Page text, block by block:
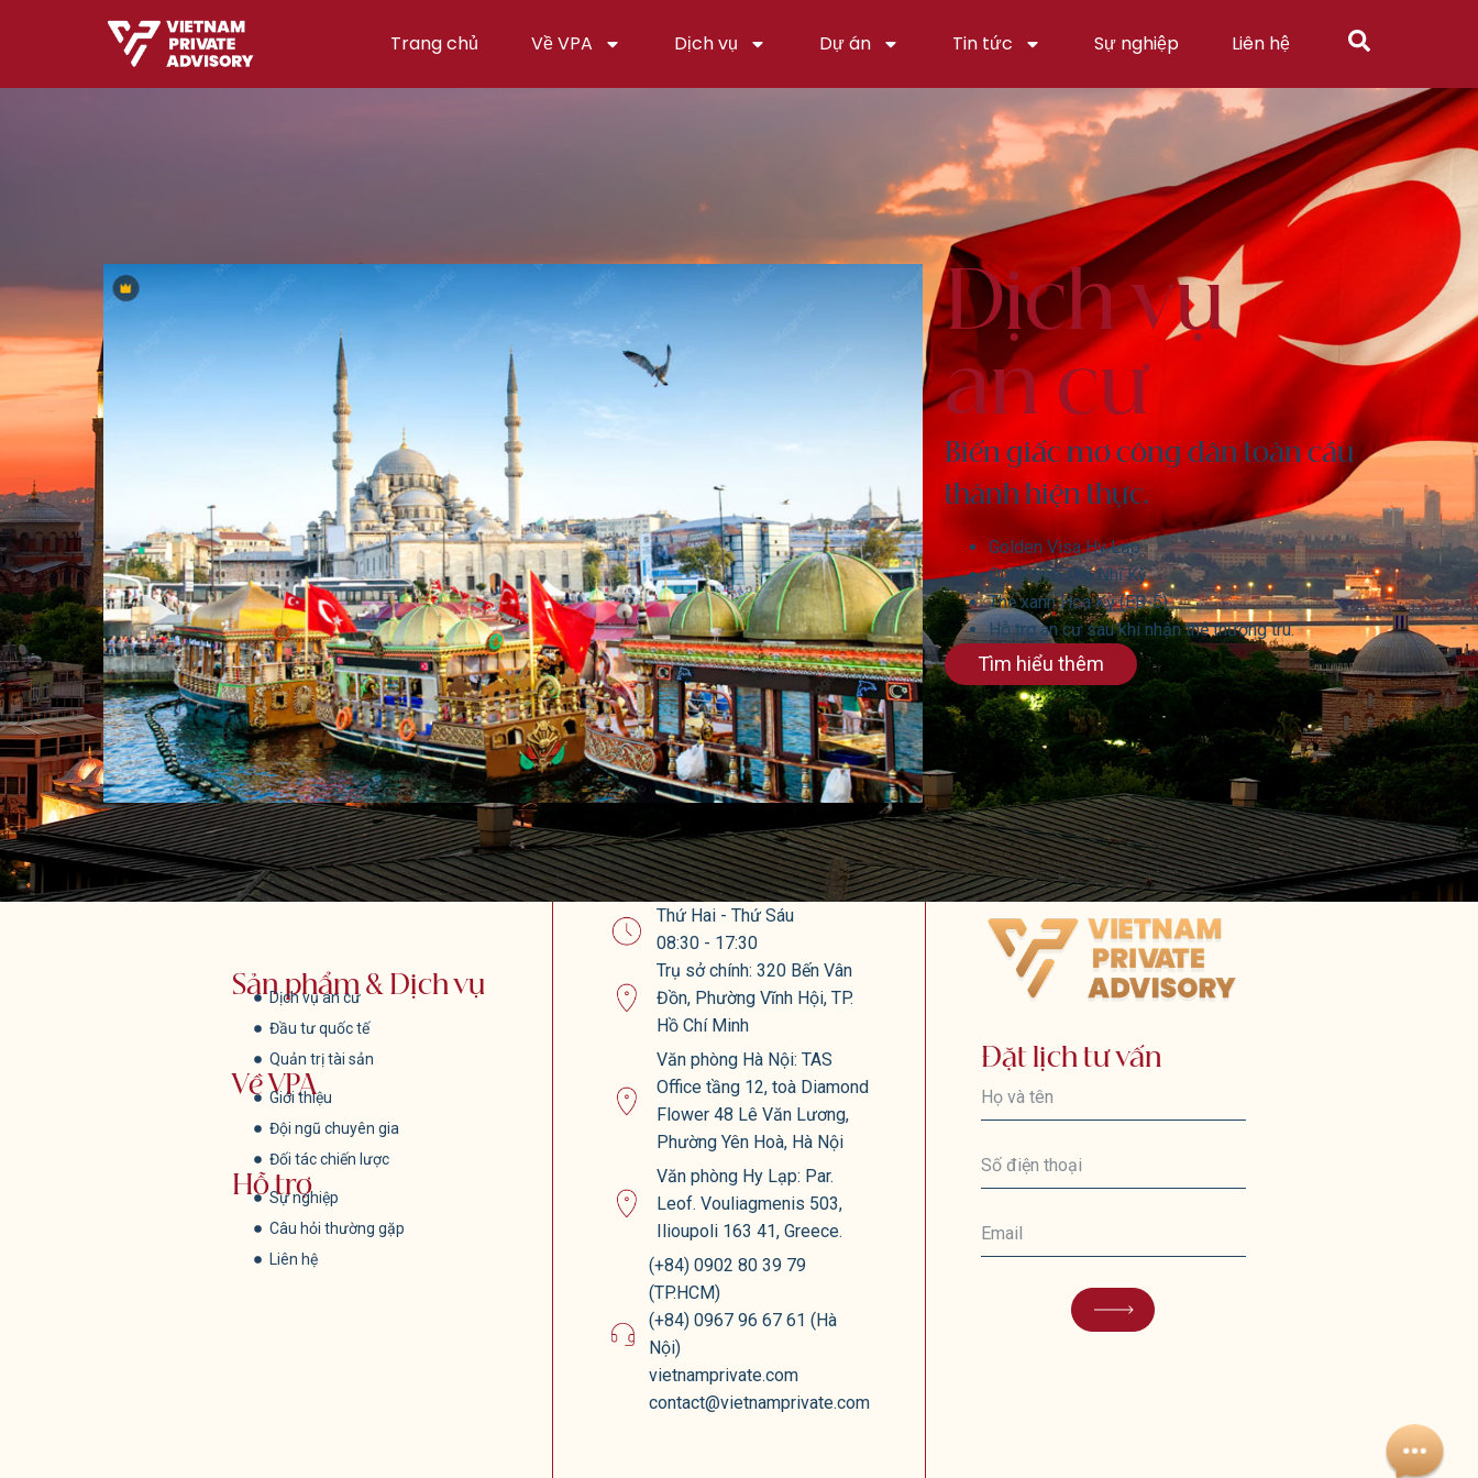
Trang chủ Về VPA Dịch vụ Dự án Tin tức Sự nghiệp Liên hệ
Dịch vụ
an cư
Biến giấc mơ công dân toàn cầu
thành hiện thực.
Golden Visa Hy Lạp
Quốc tịch Thổ Nhĩ Kỳ
Thẻ xanh Hoa Kỳ (EB-5)
Hỗ trợ an cư sau khi nhận thẻ thường trú.
Tìm hiểu thêm
Sản phẩm & Dịch vụ
Dịch vụ an cư
Đầu tư quốc tế
Quản trị tài sản
Về VPA
Giới thiệu
Đội ngũ chuyên gia
Đối tác chiến lược
Hỗ trợ
Sự nghiệp
Câu hỏi thường gặp
Liên hệ
Thứ Hai - Thứ Sáu
08:30 - 17:30
Trụ sở chính: 320 Bến Vân
Đồn, Phường Vĩnh Hội, TP.
Hồ Chí Minh
Văn phòng Hà Nội: TAS
Office tầng 12, toà Diamond
Flower 48 Lê Văn Lương,
Phường Yên Hoà, Hà Nội
Văn phòng Hy Lạp: Par.
Leof. Vouliagmenis 503,
Ilioupoli 163 41, Greece.
(+84) 0902 80 39 79
(TP.HCM)
(+84) 0967 96 67 61 (Hà
Nội)
vietnamprivate.com
contact@vietnamprivate.com
Đặt lịch tư vấn